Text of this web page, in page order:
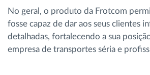
No geral, o produto da Frotcom
fosse capaz de dar aos seus clientes
detalhadas, fortalecendo a sua
empresa de transportes séria e